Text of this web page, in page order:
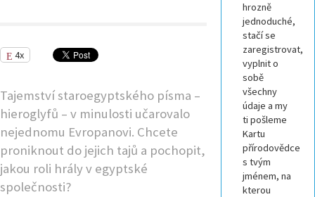
4x
Tajemství staroegyptského písma –
hieroglyfů – v minulosti učarovalo
nejednomu Evropanovi. Chcete
proniknout do jejich tajů a pochopit,
jakou roli hrály v egyptské
společnosti?
hrozně
jednoduché,
stačí se
zaregistrovat,
vyplnit o
sobě
všechny
údaje a my
ti pošleme
Kartu
přírodovědce
s tvým
jménem, na
kterou